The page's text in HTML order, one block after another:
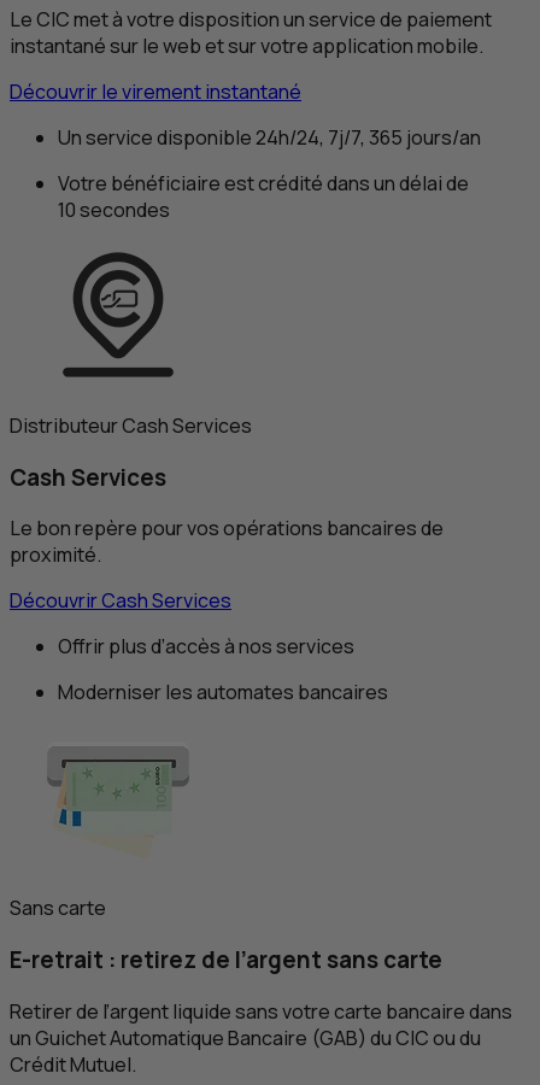
LeCICmet à votre disposition un service de paiement
instantané sur le web et sur votre application mobile.
Découvrir le virement instantané
Un service disponible 24h/24, 7j/7, 365 jours/an
Votre bénéficiaire est crédité dans un délai de
10 secondes
Distributeur Cash Services
Cash Services
Le bon repère pour vos opérations bancaires de
proximité.
Découvrir Cash Services
Offrir plus d’accès à nos services
Moderniser les automates bancaires
Sans carte
E-retrait : retirez de l’argent sans carte
Retirer de l’argent liquide sans votre carte bancaire dans
un Guichet Automatique Bancaire (GAB) duCICou du
Crédit Mutuel.